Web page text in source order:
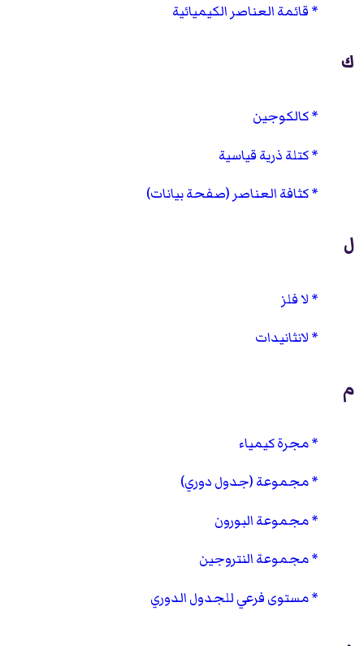
قائمة العناصر الكيميائية
ك
كالكوجين
كتلة ذرية قياسية
كثافة العناصر (صفحة بيانات)
ل
لا فلز
لانثانيدات
م
مجرة كيمياء
مجموعة (جدول دوري)
مجموعة البورون
مجموعة النتروجين
مستوى فرعي للجدول الدوري